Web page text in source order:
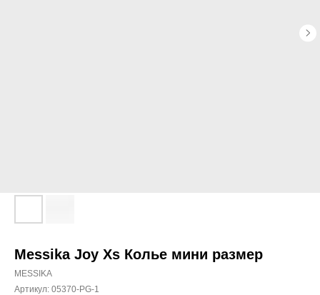
Messika Joy Xs Колье мини размер
MESSIKA
Артикул: 05370-PG-1